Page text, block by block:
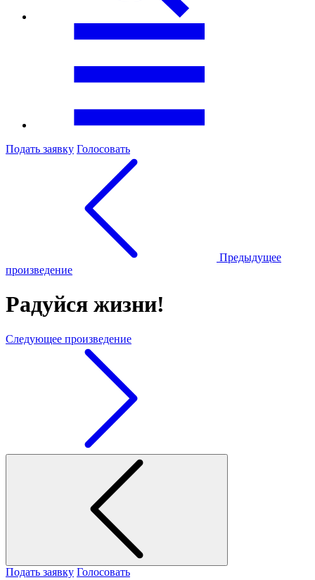
Подать заявку Голосовать
Предыдущее
произведение
Радуйся жизни!
Следующее произведение
Подать заявку Голосовать